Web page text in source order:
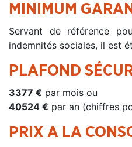
MINIMUM
Servant de référence
indemnités sociales, il est
PLAFOND
3377 € par mois ou
40524 € par an (chiffres
PRIX A LA